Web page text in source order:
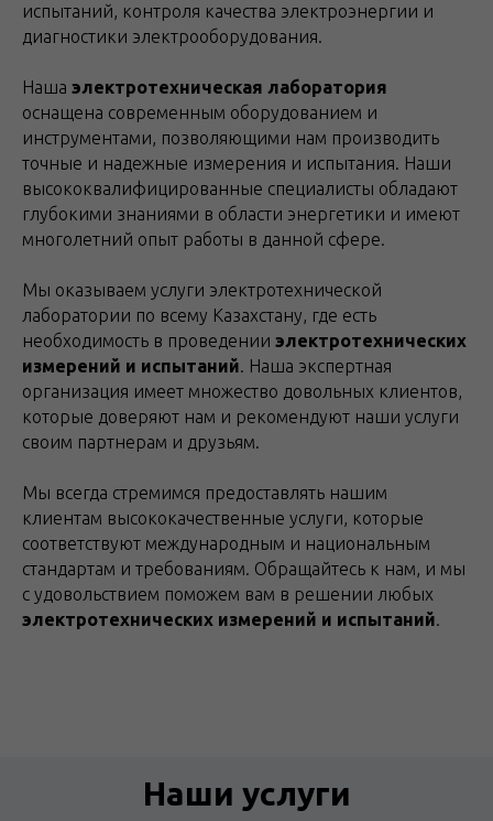
испытаний, контроля качества электроэнергии и
диагностики электрооборудования.
Наша электротехническая лаборатория
оснащена современным оборудованием и
инструментами, позволяющими нам производить
точные и надежные измерения и испытания. Наши
высококвалифицированные специалисты обладают
глубокими знаниями в области энергетики и имеют
многолетний опыт работы в данной сфере.
Мы оказываем услуги электротехнической
лаборатории по всему Казахстану, где есть
необходимость в проведении электротехнических
измерений и испытаний. Наша экспертная
организация имеет множество довольных клиентов,
которые доверяют нам и рекомендуют наши услуги
своим партнерам и друзьям.
Мы всегда стремимся предоставлять нашим
клиентам высококачественные услуги, которые
соответствуют международным и национальным
стандартам и требованиям. Обращайтесь к нам, и мы
с удовольствием поможем вам в решении любых
электротехнических измерений и испытаний.
Наши услуги